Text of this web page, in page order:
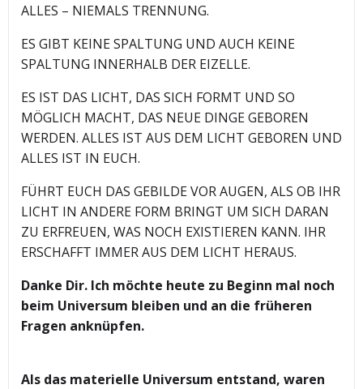
ALLES – NIEMALS TRENNUNG.
ES GIBT KEINE SPALTUNG UND AUCH KEINE
SPALTUNG INNERHALB DER EIZELLE.
ES IST DAS LICHT, DAS SICH FORMT UND SO
MÖGLICH MACHT, DAS NEUE DINGE GEBOREN
WERDEN. ALLES IST AUS DEM LICHT GEBOREN UND
ALLES IST IN EUCH.
FÜHRT EUCH DAS GEBILDE VOR AUGEN, ALS OB IHR
LICHT IN ANDERE FORM BRINGT UM SICH DARAN
ZU ERFREUEN, WAS NOCH EXISTIEREN KANN. IHR
ERSCHAFFT IMMER AUS DEM LICHT HERAUS.
Danke Dir. Ich möchte heute zu Beginn mal noch
beim Universum bleiben und an die früheren
Fragen anknüpfen.
Als das materielle Universum entstand, waren